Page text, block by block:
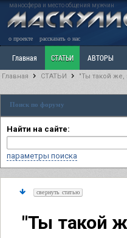
маносфера и место общения мужчин
о проекте рассказать о нас
Главная СТАТЬИ АВТОРЫ
Ветка: Расстаюсь или Развожусь.
РАЗДЕЛ: Разное
Главная СТАТЬИ "Ты такой же,
Поиск по форуму
Найти на сайте:
параметры поиска
свернуть статью
"Ты такой